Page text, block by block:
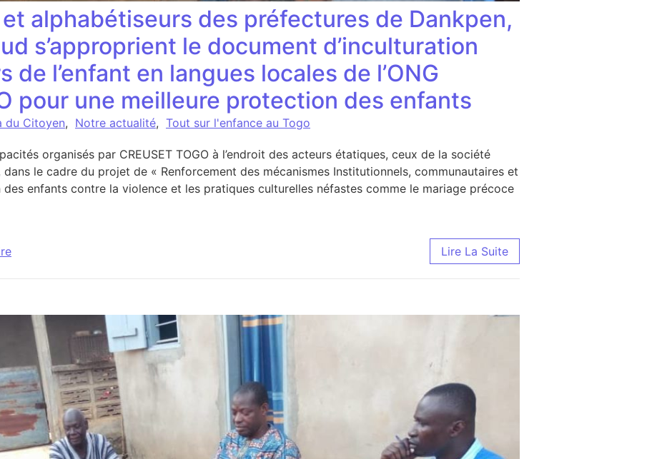
alphabétiseurs des préfectures de Dankpen,
s’approprient le document d’inculturation
de l’enfant en langues locales de l’ONG
pour une meilleure protection des enfants
du Citoyen, Notre actualité, Tout sur l'enfance au Togo
organisés par CREUSET TOGO à l’endroit des acteurs étatiques, ceux de la société
le cadre du projet de « Renforcement des mécanismes Institutionnels, communautaires et
enfants contre la violence et les pratiques culturelles néfastes comme le mariage précoce
Lire La Suite